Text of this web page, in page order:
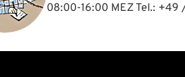
08:00-16:00 MEZ Tel.: +49